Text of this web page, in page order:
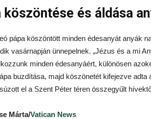
köszöntése és áldása
pápa köszöntött minden édesanyát anyák
vasárnapján ünnepelnek. „Jézus és a mi
minden édesanyáért, különösen
buzdítása, majd köszönetét kifejezve
el a Szent Péter téren összegyűlt
Márta/Vatican News